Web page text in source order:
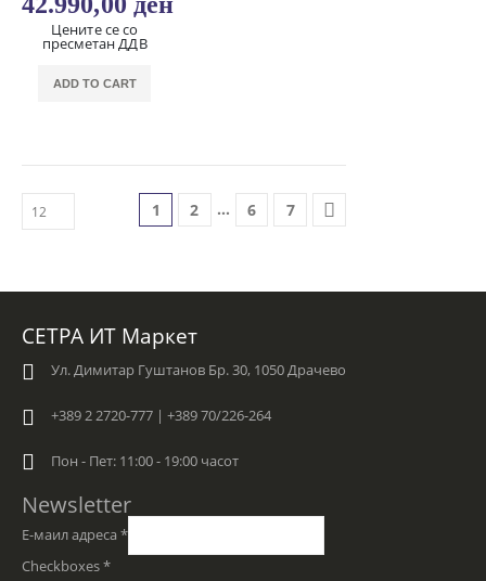
Цените се со
пресметан ДДВ
ADD TO CART
1 2 … 6 7
СЕТРА ИТ Маркет
Ул. Димитар Гуштанов Бр. 30, 1050 Драчево
+389 2 2720-777 | +389 70/226-264
Пон - Пет: 11:00 - 19:00 часот
Newsletter
Е-маил адреса *
Checkboxes*